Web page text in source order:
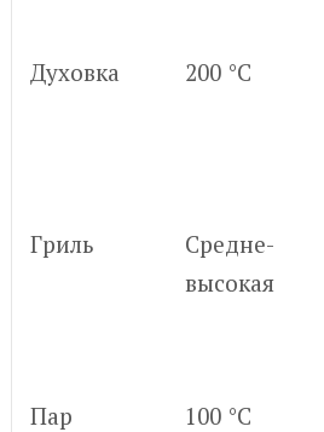
Духовка
200 °C
Гриль
Средне-
высокая
Пар
100 °C